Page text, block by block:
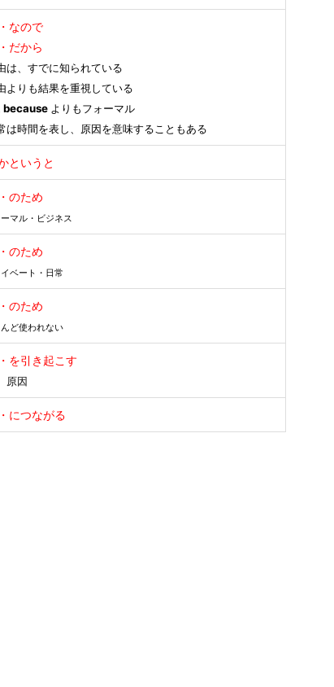
なので
だから
は、すでに知られている
よりも結果を重視している
because よりもフォーマル
は時間を表し、原因を意味することもある
というと
のため
マル・ビジネス
のため
ベート・日常
のため
ど使われない
を引き起こす
原因
につながる